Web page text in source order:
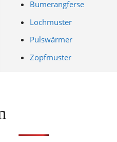
Bumerangferse
Lochmuster
Pulswärmer
Zopfmuster